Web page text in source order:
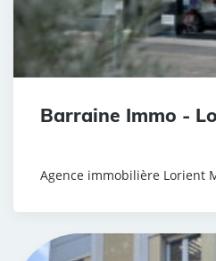
Barraine Immo -
Agence immobilière Lorient